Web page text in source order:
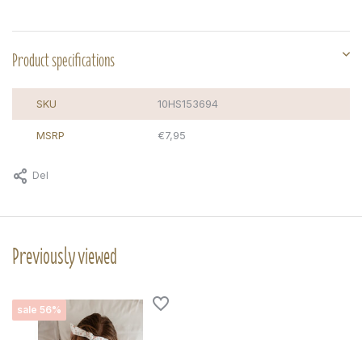
Product specifications
SKU 10HS153694
MSRP €7,95
Del
Previously viewed
sale 56%